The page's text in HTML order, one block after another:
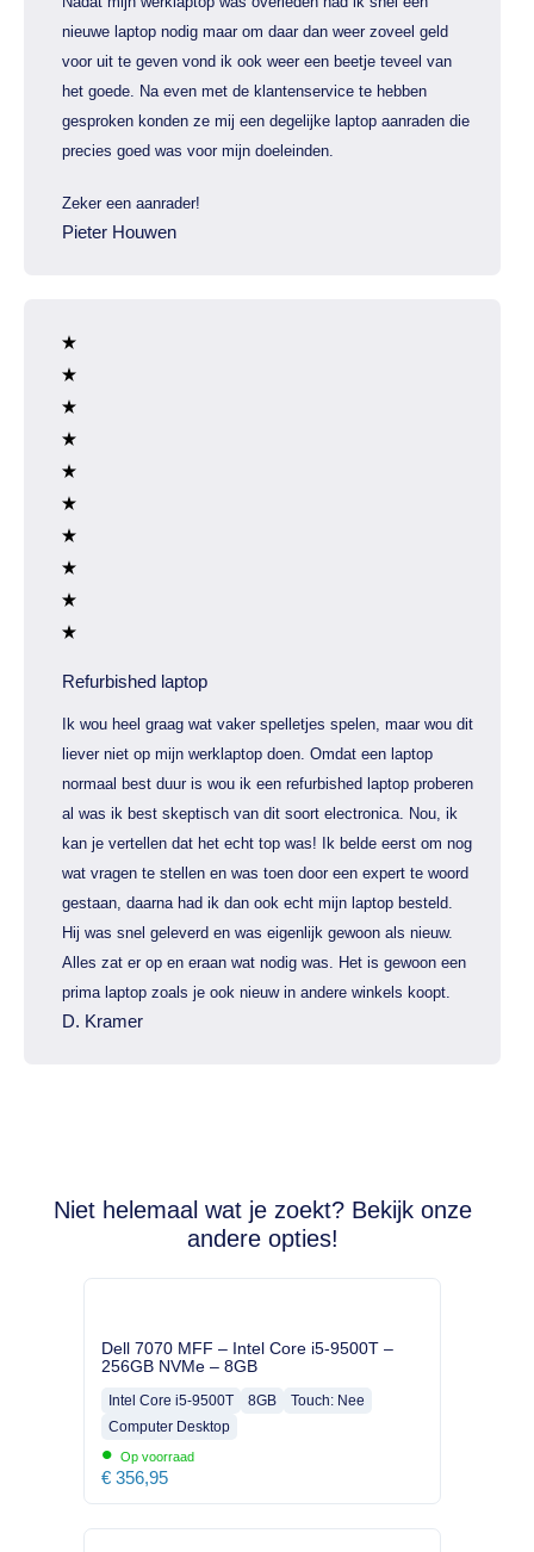
nieuwe laptop nodig maar om daar dan weer zoveel geld
voor uit te geven vond ik ook weer een beetje teveel van
het goede. Na even met de klantenservice te hebben
gesproken konden ze mij een degelijke laptop aanraden die
precies goed was voor mijn doeleinden.
Zeker een aanrader!
Pieter Houwen
Refurbished laptop
Ik wou heel graag wat vaker spelletjes spelen, maar wou dit
liever niet op mijn werklaptop doen. Omdat een laptop
normaal best duur is wou ik een refurbished laptop proberen
al was ik best skeptisch van dit soort electronica. Nou, ik
kan je vertellen dat het echt top was! Ik belde eerst om nog
wat vragen te stellen en was toen door een expert te woord
gestaan, daarna had ik dan ook echt mijn laptop besteld.
Hij was snel geleverd en was eigenlijk gewoon als nieuw.
Alles zat er op en eraan wat nodig was. Het is gewoon een
prima laptop zoals je ook nieuw in andere winkels koopt.
D. Kramer
Niet helemaal wat je zoekt? Bekijk onze
andere opties!
Dell 7070 MFF – Intel Core i5-9500T –
256GB NVMe – 8GB
Intel Core i5-9500T 8GB
Touch: Nee
Computer Desktop
• Op voorraad
€ 356,95